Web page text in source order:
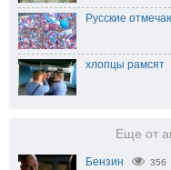
Русские
хлопцы рамсят
Еще от
Бензин 356